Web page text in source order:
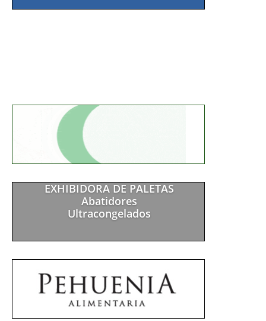
EXHIBIDORA DE PALETAS
Abatidores
Ultracongelados